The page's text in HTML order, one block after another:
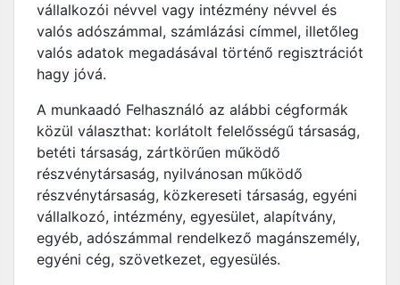
vállalkozói névvel vagy intézmény névvel és
valós adószámmal, számlázási címmel, illetőleg
valós adatok megadásával történő regisztrációt
hagy jóvá.
A munkaadó Felhasználó az alábbi cégformák
közül választhat: korlátolt felelősségű társaság,
betéti társaság, zártkörűen működő
részvénytársaság, nyilvánosan működő
részvénytársaság, közkereseti társaság, egyéni
vállalkozó, intézmény, egyesület, alapítvány,
egyéb, adószámmal rendelkező magánszemély,
egyéni cég, szövetkezet, egyesülés.